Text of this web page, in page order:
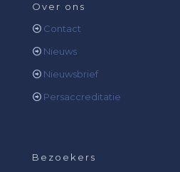
Over ons
Contact
Nieuws
Nieuwsbrief
Persaccreditatie
Bezoekers